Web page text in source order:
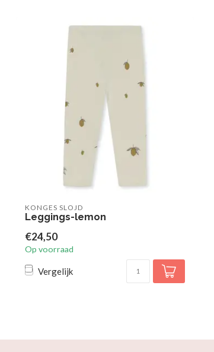
KONGES SLOJD
Leggings-lemon
€24,50
Op voorraad
Vergelijk